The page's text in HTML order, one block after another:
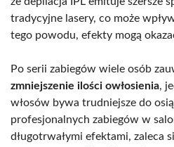
tradycyjne lasery, co może
tego powodu, efekty mogą
Po serii zabiegów wiele osób
zmniejszenie ilości owłosienia,
włosów bywa trudniejsze do
profesjonalnych zabiegów w
długotrwałymi efektami, zaleca